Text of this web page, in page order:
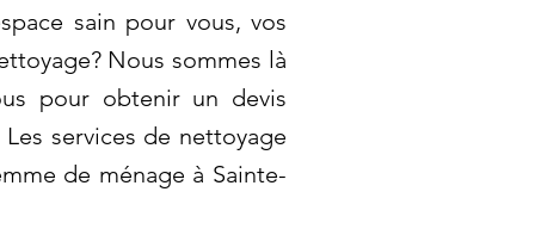
sain pour vous, vos
Nous sommes là
pour obtenir un devis
services de nettoyage
de ménage à Sainte-